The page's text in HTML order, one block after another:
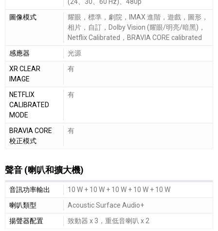
圖像模式
耀眼，標準，劇院，IMAX 進階，遊戲，圖形，
相片，自訂，Dolby Vision (耀眼/明亮/暗黑)，
Netflix Calibrated，BRAVIA CORE calibrated
感應器
光源
XR CLEAR
IMAGE
有
NETFLIX
CALIBRATED
MODE
有
BRAVIA CORE
校正模式
有
聲音 (喇叭和擴大機)
聲音 (喇叭和擴大機)細節敘述
音訊功率輸出
10 W + 10 W + 10 W + 10 W + 10 W
喇叭類型
Acoustic Surface Audio+
揚聲器配置
致動器 x 3，重低音喇叭 x 2